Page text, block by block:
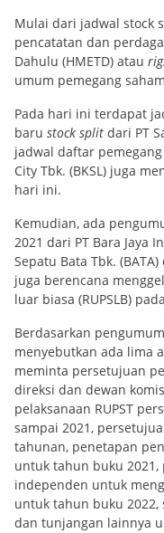
Mulai dari jadwal stock
pencatatan dan
Dahulu (HMETD) atau
umum pemegang saham
Pada hari ini terdapat
baru stock split dari PT
jadwal daftar pemegang
City Tbk. (BKSL) juga
hari ini.
Kemudian, ada
2021 dari PT Bara Jaya
Sepatu Bata Tbk.
juga berencana
luar biasa (RUPSLB)
Berdasarkan
menyebutkan ada lima
meminta persetujuan
direksi dan dewan
pelaksanaan RUPST
sampai 2021,
tahunan, penetapan
untuk tahun buku
independen untuk
untuk tahun buku
dan tunjangan lainnya